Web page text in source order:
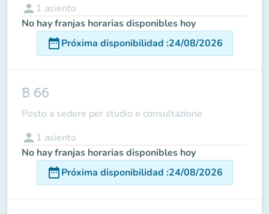
person 1 asiento
No hay franjas horarias disponibles hoy
date_rangePróxima disponibilidad :24/08/2026
B 66
Posto a sedere per studio e consultazione
person 1 asiento
No hay franjas horarias disponibles hoy
date_rangePróxima disponibilidad :24/08/2026